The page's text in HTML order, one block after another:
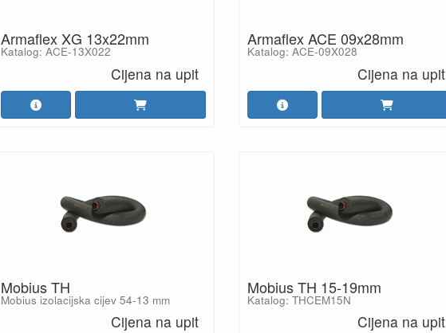
Armaflex XG 13x22mm
Katalog: ACE-13X022
Cijena na upit
Armaflex ACE 09x28mm
Katalog: ACE-09X028
Cijena na upit
Mobius TH
Mobius izolacijska cijev 54-13 mm
Cijena na upit
Mobius TH 15-19mm
Katalog: THCEM15N
Cijena na upit